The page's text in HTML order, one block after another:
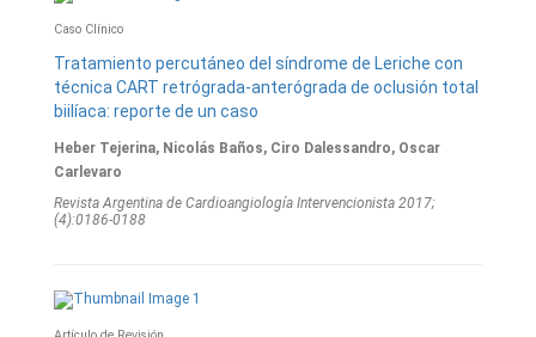
Caso Clínico
Tratamiento percutáneo del síndrome de Leriche con
técnica CART retrógrada-anterógrada de oclusión total
biilíaca: reporte de un caso
Heber Tejerina, Nicolás Baños, Ciro Dalessandro, Oscar
Carlevaro
Revista Argentina de Cardioangiologí­a Intervencionista 2017;
(4):0186-0188